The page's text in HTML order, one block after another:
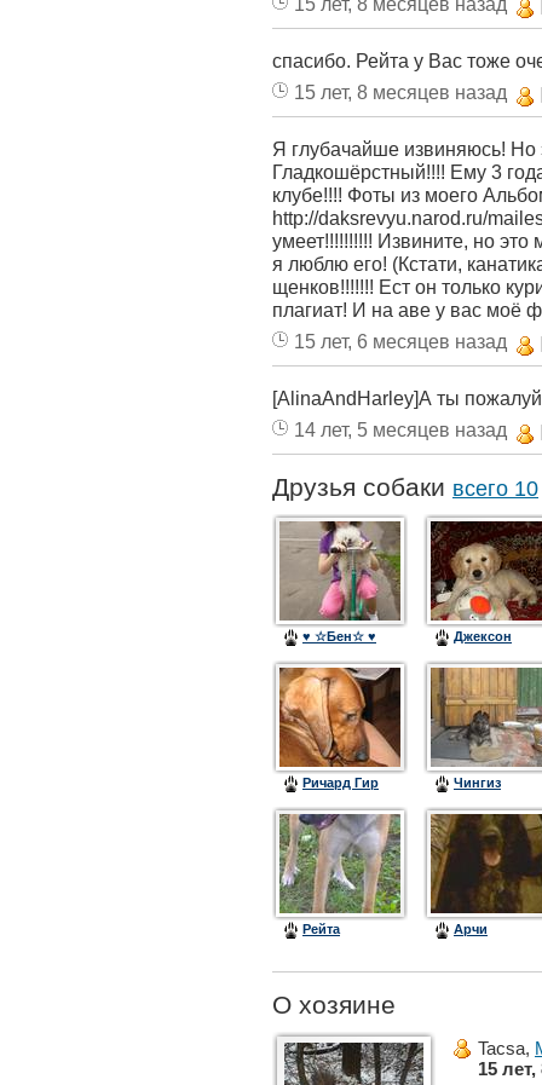
спасибо. Рейта у Вас тоже
15 лет, 8 месяцев назад
Я глубачайше извиняюсь!
Гладкошёрстный!!!! Ему 3
клубе!!!! Фоты из моего
http://daksrevyu.narod.ru/
умеет!!!!!!!!!! Извините, но
я люблю его! (Кстати,
щенков!!!!!!! Ест он только
плагиат! И на аве у вас моё
15 лет, 6 месяцев назад
[AlinaAndHarley]А ты
14 лет, 5 месяцев назад
Друзья собаки всего 10
♥ ☆Бен☆ ♥ Джексон
Ричард Гир Чингиз
Рейта Арчи
О хозяине
Tacsa,
15